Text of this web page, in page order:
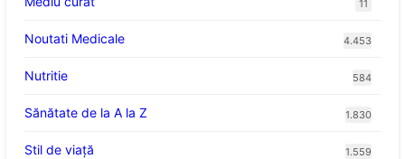
11
Noutati Medicale 4.453
Nutritie 584
Sănătate de la A la Z 1.830
Stil de viaţă 1.559